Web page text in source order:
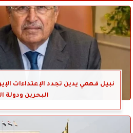
نبيل فهمي يدين تجدد الإعتداءات
البحرين ودولة